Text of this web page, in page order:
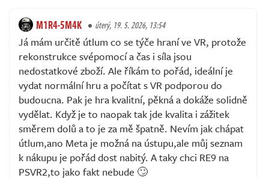
M1R4-5M4K úterý, 19. 5. 2026, 13:54
Já mám určitě útlum co se týče hraní ve VR, protože
rekonstrukce svépomocí a čas i síla jsou
nedostatkové zboží. Ale říkám to pořád, ideální je
vydat normální hru a počítat s VR podporou do
budoucna. Pak je hra kvalitní, pěkná a dokáže solidně
vydělat. Když je to naopak tak jde kvalita i zážitek
směrem dolů a to je za mě špatně. Nevím jak chápat
útlum,ano Meta je možná na ústupu,ale můj seznam
k nákupu je pořád dost nabitý. A taky chci RE9 na
PSVR2,to jako fakt nebude 🙄